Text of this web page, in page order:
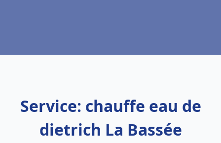
Service: chauffe eau de
dietrich La Bassée